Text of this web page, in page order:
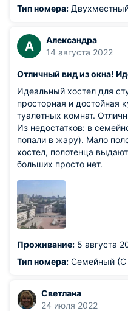
Из недостатков: к
Тип номера:
А
Александра
14 августа 2022
Отличный вид из окна!
Идеальный хостел для
просторная и достойная
туалетных комнат.
Из недостатков: в
попали в жару). Мало
хостел, полотенца
больших просто нет.
Проживание: 5 августа
Тип номера: Семейный (С
Светлана
24 июля 2022